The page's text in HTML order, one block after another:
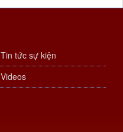
Tin tức sự kiện
Videos